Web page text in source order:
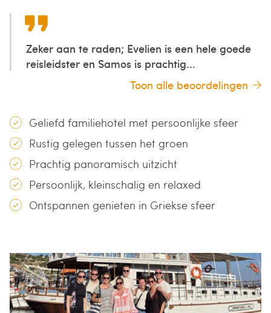
Zeker aan te raden; Evelien is een hele goede
reisleidster en Samos is prachtig...
Toon alle beoordelingen
Geliefd familiehotel met persoonlijke sfeer
Rustig gelegen tussen het groen
Prachtig panoramisch uitzicht
Persoonlijk, kleinschalig en relaxed
Ontspannen genieten in Griekse sfeer